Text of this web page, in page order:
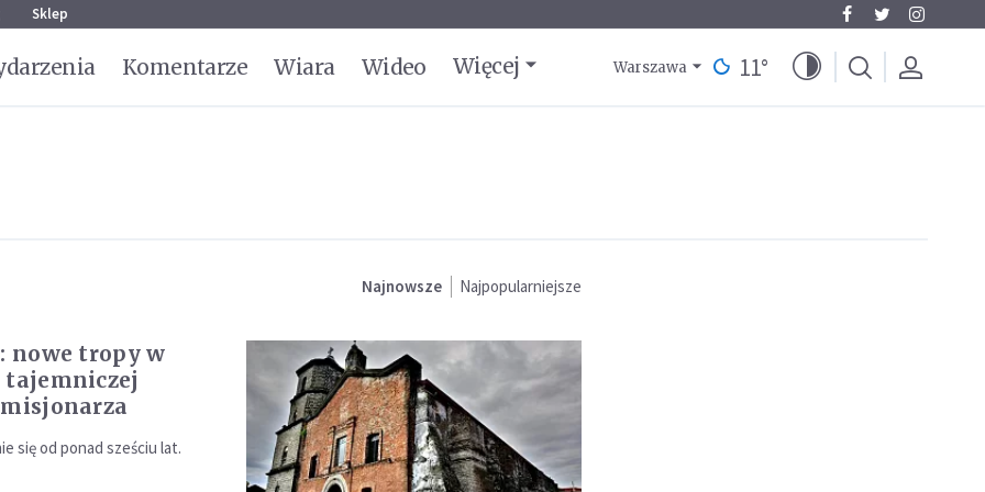
Sklep
Komentarze Wiara Wideo Więcej Warszawa 11°
Najnowsze Najpopularniejsze
nowe tropy w
tajemniczej
się od ponad sześciu lat.